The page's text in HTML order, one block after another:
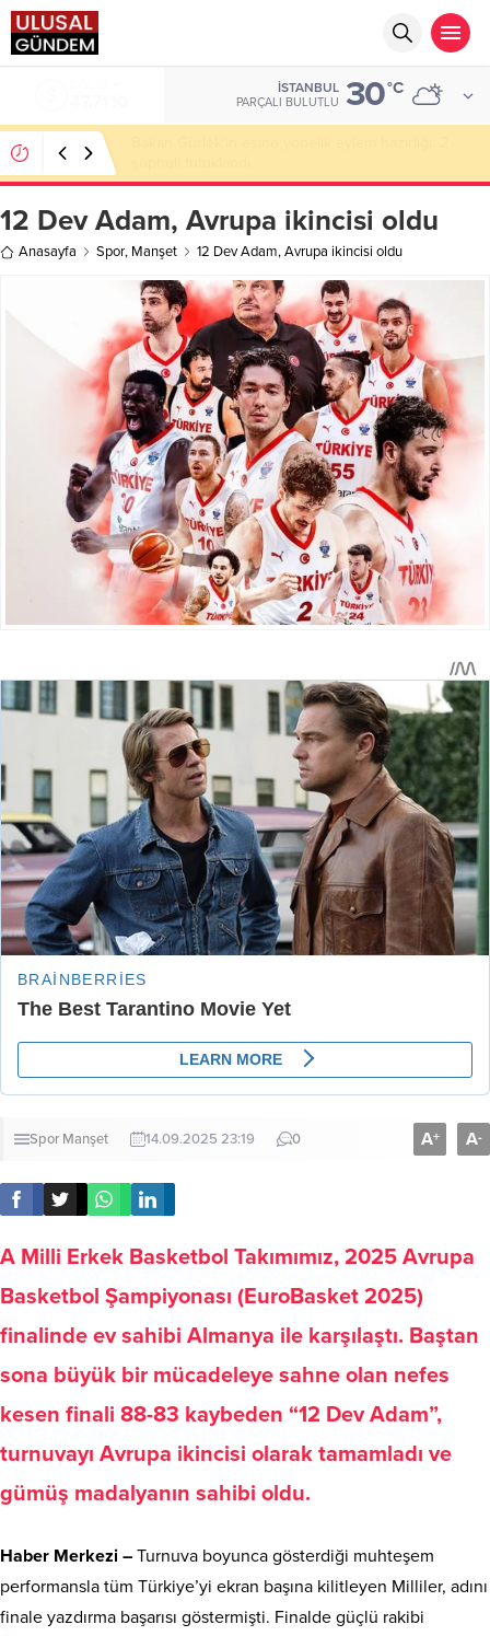
İSTANBUL
PARÇALI BULUTLU 30°C
12 Dev Adam, Avrupa ikincisi oldu
Anasayfa Spor, Manşet 12 Dev Adam, Avrupa ikincisi oldu
Spor Manşet 14.09.2025 23:19 0 A+ A-
A Milli Erkek Basketbol Takımımız, 2025 Avrupa
Basketbol Şampiyonası (EuroBasket 2025)
finalinde ev sahibi Almanya ile karşılaştı. Baştan
sona büyük bir mücadeleye sahne olan nefes
kesen finali 88-83 kaybeden “12 Dev Adam”,
turnuvayı Avrupa ikincisi olarak tamamladı ve
gümüş madalyanın sahibi oldu.
Haber Merkezi – Turnuva boyunca gösterdiği muhteşem
performansla tüm Türkiye’yi ekran başına kilitleyen Milliler, adını
finale yazdırma başarısı göstermişti. Finalde güçlü rakibi